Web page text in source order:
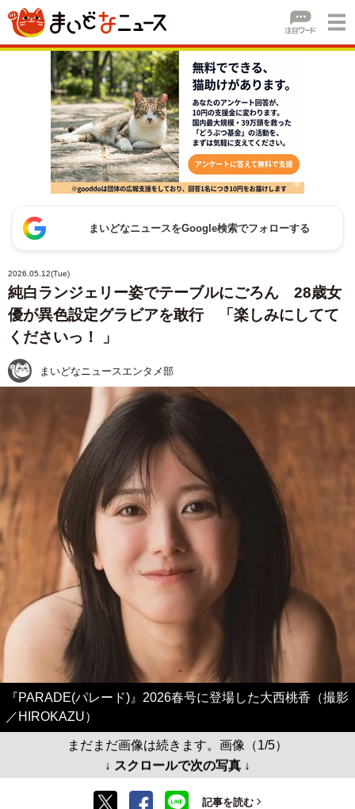
まいどなニュースをGoogle検索でフォローする
2026.05.12(Tue)
純白ランジェリー姿でテーブルにごろん 28歳女
優が異色設定グラビアを敢行 「楽しみにしてて
くださいっ！ 」
まいどなニュースエンタメ部
『PARADE(パレード)』2026春号に登場した大西桃香（撮影
／HIROKAZU）
まだまだ画像は続きます。画像（1/5）
↓ スクロールで次の写真 ↓
記事を読む